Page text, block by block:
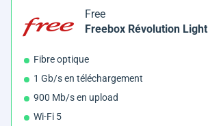
Free
Freebox Révolution Light
Fibre optique
1 Gb/s en téléchargement
900 Mb/s en upload
Wi-Fi 5